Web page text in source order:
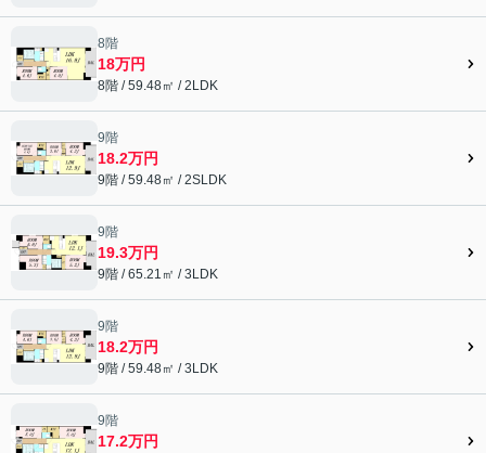
8階
18万円
8階 / 59.48㎡ / 2LDK
9階
18.2万円
9階 / 59.48㎡ / 2SLDK
9階
19.3万円
9階 / 65.21㎡ / 3LDK
9階
18.2万円
9階 / 59.48㎡ / 3LDK
9階
17.2万円